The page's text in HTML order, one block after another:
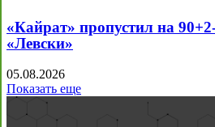
«Кайрат» пропустил на
«Левски»
05.08.2026
Показать еще